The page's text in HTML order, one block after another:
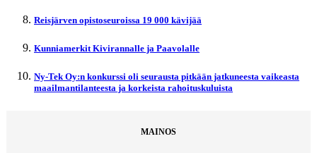
Reisjärven opistoseuroissa 19 000 kävijää
Kunniamerkit Kivirannalle ja Paavolalle
Ny-Tek Oy:n konkurssi oli seurausta pitkään jatkuneesta vaikeasta
maailmantilanteesta ja korkeista rahoituskuluista
MAINOS